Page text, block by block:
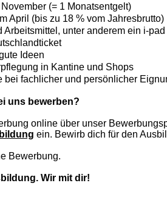
(= 1 Monatsentgelt)
April (bis zu 18 % vom Jahresbrutto)
Arbeitsmittel, unter anderem ein i-pad
Ideen
in Kantine und Shops
bei fachlicher und persönlicher
uns bewerben?
online über unser
ein. Bewirb dich für den
Bewerbung.
Wir mit dir!